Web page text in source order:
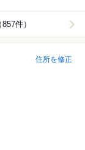
件）
住所を修正